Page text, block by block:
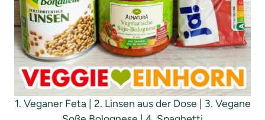
1. Veganer Feta | 2. Linsen aus der Dose | 3. Vegane